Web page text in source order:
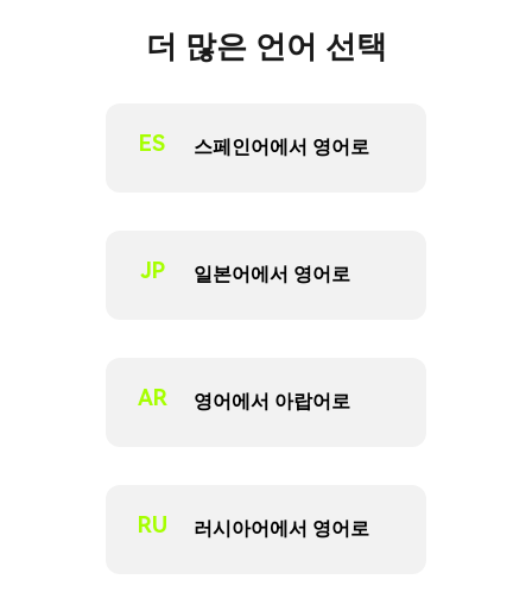
더 많은 언어 선택
ES 스페인어에서 영어로
JP 일본어에서 영어로
AR 영어에서 아랍어로
RU 러시아어에서 영어로